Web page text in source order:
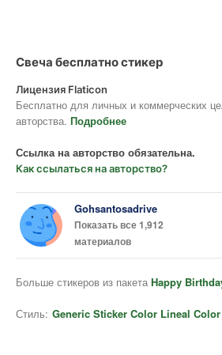
Свеча бесплатно стикер
Лицензия Flaticon
Бесплатно для личных и коммерческих
авторства. Подробнее
Ссылка на авторство обязательна.
Как ссылаться на авторство?
Gohsantosadrive
Показать все 1,912
материалов
Больше стикеров из пакета Happy
Стиль: Generic Sticker Color Lineal Color